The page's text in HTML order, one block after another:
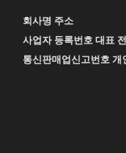
회사명 주소
사업자 등록번호 대표
통신판매업신고번호 개